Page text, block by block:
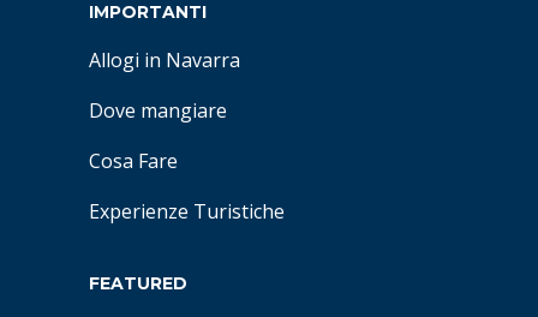
IMPORTANTI
Allogi in Navarra
Dove mangiare
Cosa Fare
Experienze Turistiche
FEATURED